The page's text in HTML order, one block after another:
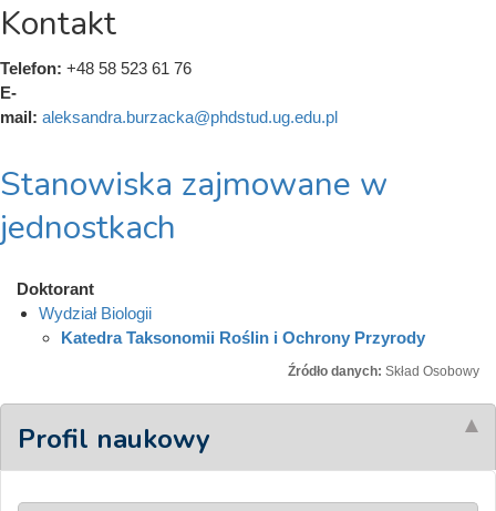
Kontakt
Telefon: +48 58 523 61 76
E-
mail: aleksandra.burzacka@phdstud.ug.edu.pl
Stanowiska zajmowane w
jednostkach
Doktorant
Wydział Biologii
Katedra Taksonomii Roślin i Ochrony Przyrody
Źródło danych: Skład Osobowy
Profil naukowy